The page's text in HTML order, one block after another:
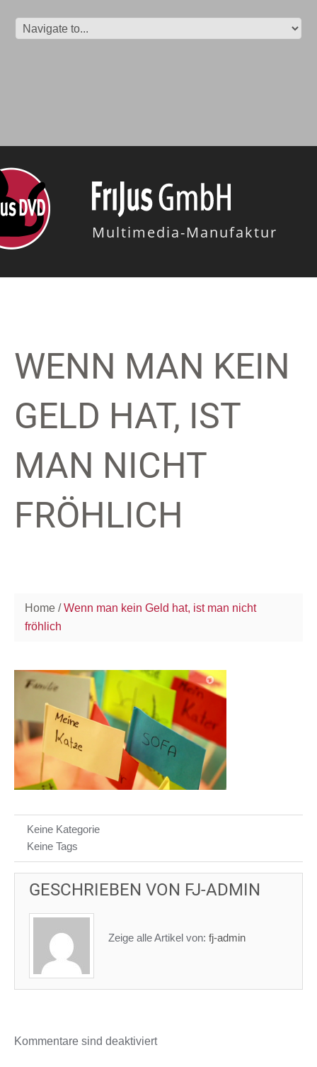
Multimedia-Manufaktur
WENN MAN KEIN
GELD HAT, IST
MAN NICHT
FRÖHLICH
Home
Wenn man kein Geld hat, ist man nicht
fröhlich
Keine Kategorie
Keine Tags
GESCHRIEBEN VON FJ-ADMIN
Zeige alle Artikel von: fj-admin
Kommentare sind deaktiviert